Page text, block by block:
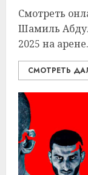
Смотреть
Шамиль
2025 на
СМОТРЕТЬ